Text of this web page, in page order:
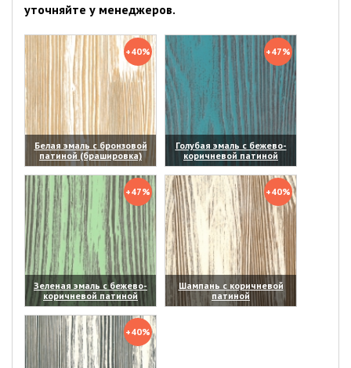
уточняйте у менеджеров.
+40%
Белая эмаль с бронзовой
патиной (брашировка)
(увеличить)
+47%
Голубая эмаль с бежево-
коричневой патиной
(увеличить)
+47%
Зеленая эмаль с бежево-
коричневой патиной
(увеличить)
+40%
Шампань с коричневой
патиной
(увеличить)
+40%